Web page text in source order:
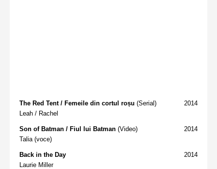
2014
The Red Tent / Femeile din cortul roșu (Serial)
Leah / Rachel
2014
Son of Batman / Fiul lui Batman (Video)
Talia (voce)
2014
Back in the Day
Laurie Miller